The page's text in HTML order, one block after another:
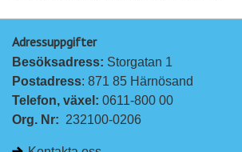
Adressuppgifter
Besöksadress: Storgatan 1
Postadress: 871 85 Härnösand
Telefon, växel: 0611-800 00
Org. Nr: 232100-0206